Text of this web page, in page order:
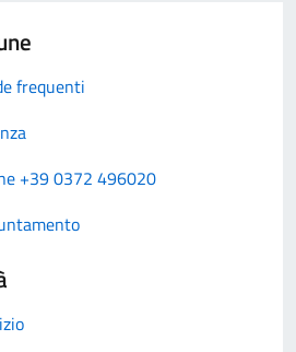
frequenti
+39 0372 496020